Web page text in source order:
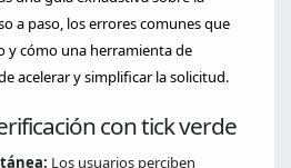
a paso, los errores comunes que
y cómo una herramienta de
acelerar y simplificar la solicitud.
con tick verde
Los usuarios perciben